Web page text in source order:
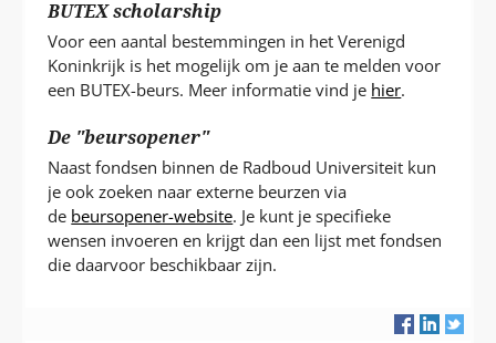
BUTEX scholarship
Voor een aantal bestemmingen in het Verenigd
Koninkrijk is het mogelijk om je aan te melden voor
een BUTEX-beurs. Meer informatie vind je hier.
De "beursopener"
Naast fondsen binnen de Radboud Universiteit kun
je ook zoeken naar externe beurzen via
de beursopener-website. Je kunt je specifieke
wensen invoeren en krijgt dan een lijst met fondsen
die daarvoor beschikbaar zijn.